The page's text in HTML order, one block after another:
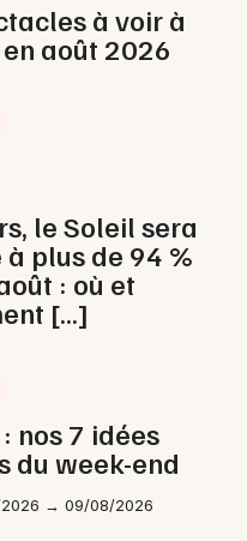
Loire
à voir à
août 2026
le Soleil sera
à plus de 94 %
: où et
[…]
nos 7 idées
du week-end
→ 09/08/2026